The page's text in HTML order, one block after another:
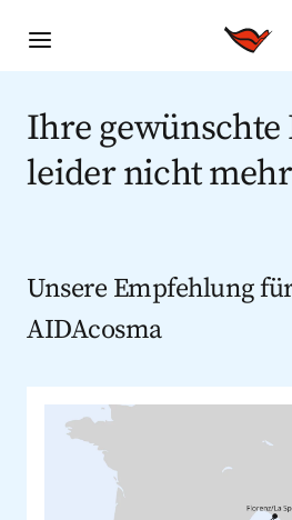
Ihre gewünschte
leider nicht
Unsere Empfehlung
AIDAcosma